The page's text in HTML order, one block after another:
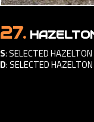
27.
S:SELECTED
D:SELECTED